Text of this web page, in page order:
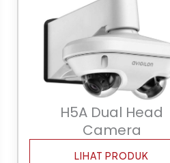
H5A Dual Head
Camera
LIHAT PRODUK